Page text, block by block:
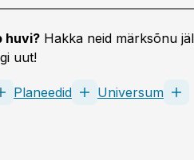
huvi? Hakka neid märksõnu
uut!
Planeedid Universum